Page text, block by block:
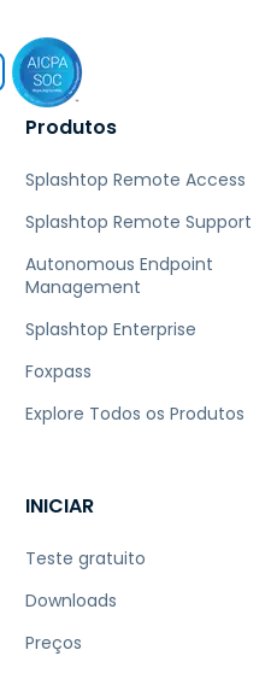
Produtos
Splashtop Remote Access
Splashtop Remote Support
Autonomous Endpoint
Management
Splashtop Enterprise
Foxpass
Explore Todos os Produtos
INICIAR
Teste gratuito
Downloads
Preços